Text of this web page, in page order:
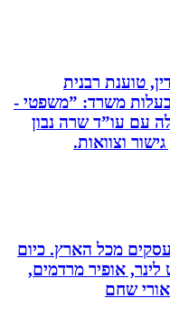
רבנית
משרד: ”משפטי -
שרה נבון
וצוואות.
מכל הארץ. כיום
אופיר מרדמים,
שחם